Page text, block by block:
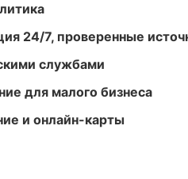
24/7, проверенные
службами
для малого бизнеса
и онлайн-карты